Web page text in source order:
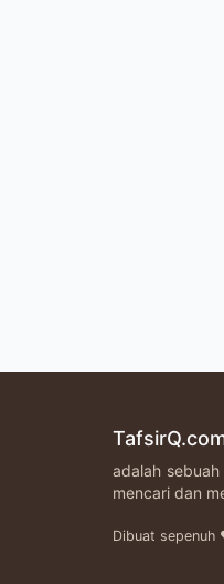
adalah
mencari dan
Dibuat